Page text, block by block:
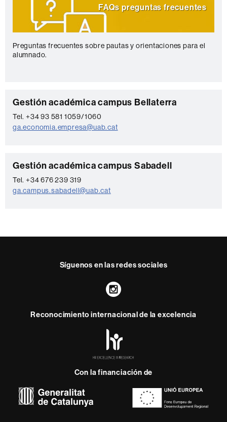
FAQs preguntas frecuentes
Preguntas frecuentes sobre pautas y orientaciones para el
alumnado.
C
o
n
a
c
t
Gestión académica campus Bellaterra
Tel. +34 93 581 1059/1060
ga.economia.empresa@uab.cat
C
o
n
c
Gestión académica campus Sabadell
Tel. +34 676 239 319
ga.campus.sabadell@uab.cat
Síguenos en las redes sociales
Instagram
Reconocimiento internacional de la excelencia
-
Con la financiación de